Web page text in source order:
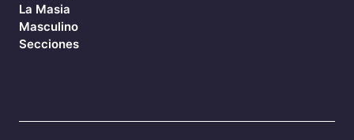
La Masia
Masculino
Secciones